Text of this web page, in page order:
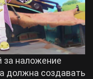
за наложение
должна создавать